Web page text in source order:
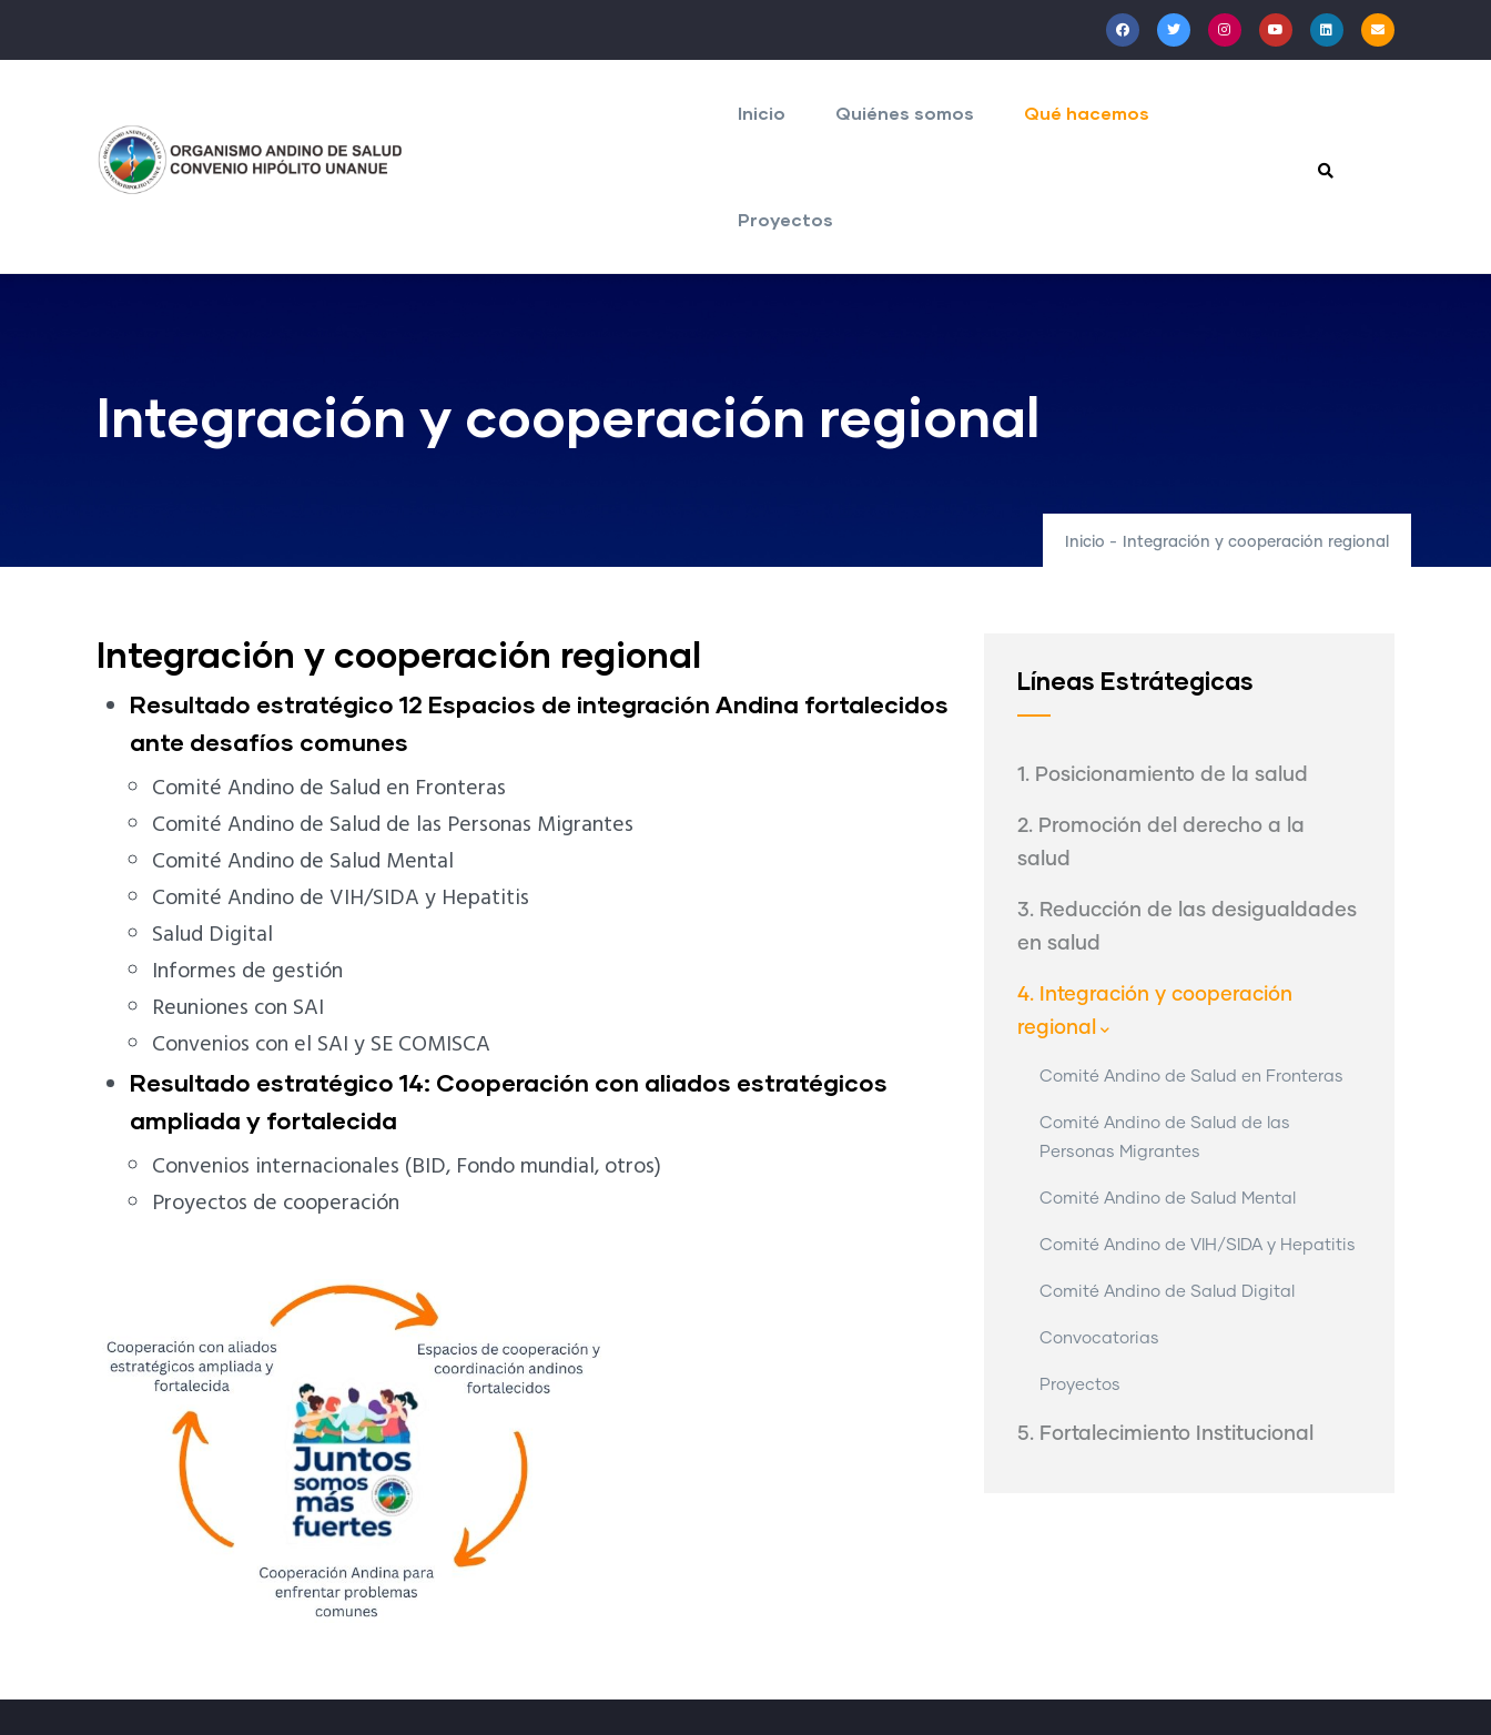
al
principal
Inicio Quiénes somos Qué hacemos
Proyectos
Integración y cooperación regional
Inicio - Integración y cooperación regional
Integración y cooperación regional
Resultado estratégico 12 Espacios de integración Andina fortalecidos
ante desafíos comunes
Comité Andino de Salud en Fronteras
Comité Andino de Salud de las Personas Migrantes
Comité Andino de Salud Mental
Comité Andino de VIH/SIDA y Hepatitis
Salud Digital
Informes de gestión
Reuniones con SAI
Convenios con el SAI y SE COMISCA
Resultado estratégico 14: Cooperación con aliados estratégicos
ampliada y fortalecida
Convenios internacionales (BID, Fondo mundial, otros)
Proyectos de cooperación
Líneas Estrátegicas
1. Posicionamiento de la salud
2. Promoción del derecho a la
salud
3. Reducción de las desigualdades
en salud
4. Integración y cooperación
regional
Comité Andino de Salud en Fronteras
Comité Andino de Salud de las
Personas Migrantes
Comité Andino de Salud Mental
Comité Andino de VIH/SIDA y Hepatitis
Comité Andino de Salud Digital
Convocatorias
Proyectos
5. Fortalecimiento Institucional